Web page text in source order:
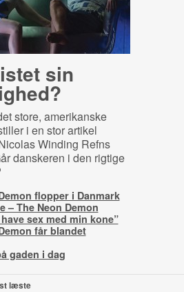
sin
store, amerikanske
i en stor artikel
Winding Refns
danskeren i den rigtige
flopper i Danmark
– The Neon Demon
sex med min kone”
får blandet
gaden i dag
læste